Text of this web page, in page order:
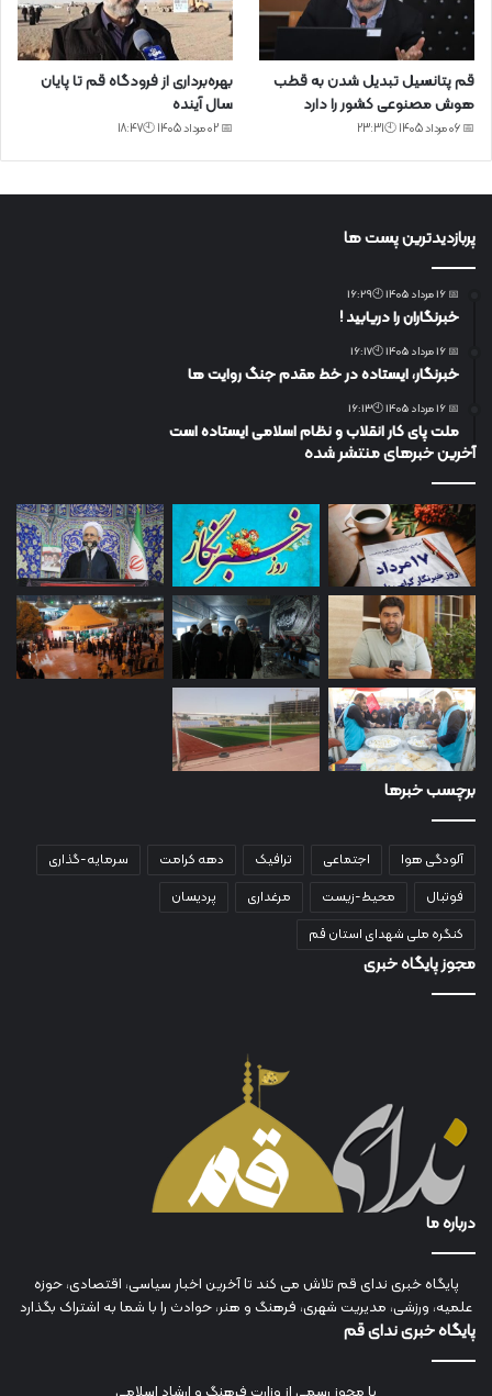
قم پتانسیل تبدیل شدن به قطب
هوش مصنوعی کشور را دارد
📅 06 مرداد 1405 🕙23:31
بهره‌برداری از فرودگاه قم تا پایان
سال آینده
📅 02 مرداد 1405 🕙18:47
پربازدیدترین پست ها
📅 16 مرداد 1405 🕙16:29
خبرنگاران را دریابید !
📅 16 مرداد 1405 🕙16:17
خبرنگار، ایستاده در خط مقدم جنگ روایت ها
📅 16 مرداد 1405 🕙16:13
ملت پای کار انقلاب و نظام اسلامی ایستاده است
آخرین خبرهای منتشر شده
برچسب خبرها
آلودگی هوا اجتماعی ترافیک دهه کرامت
سرمایه-گذاری
فوتبال
محیط-زیست مرغداری
پردیسان
کنگره ملی شهدای استان قم
مجوز پایگاه خبری
درباره ما
پایگاه خبری ندای قم تلاش می کند تا آخرین اخبار سیاسی، اقتصادی، حوزه
علمیه، ورزشی، مدیریت شهری، فرهنگ و هنر، حوادث را با شما به اشتراک بگذارد
پایگاه خبری ندای قم